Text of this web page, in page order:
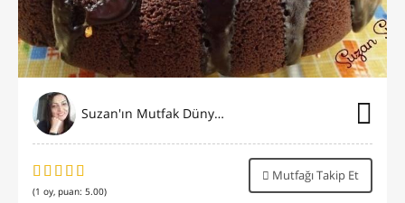
Suzan'ın Mutfak Dünyası
(1 oy, puan: 5.00)
Mutfağı Takip Et